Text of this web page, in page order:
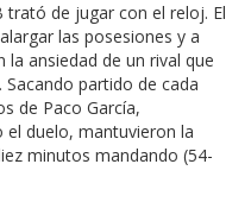
trató de jugar con el reloj. El
las posesiones y a
ansiedad de un rival que
partido de cada
de Paco García,
duelo, mantuvieron la
minutos mandando (54-